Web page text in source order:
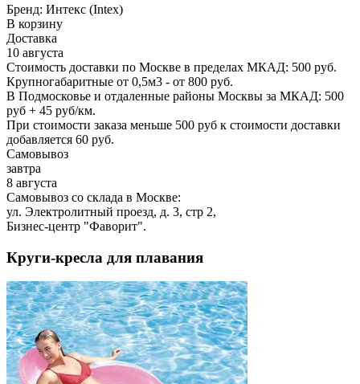
Бренд: Интекс (Intex)
В корзину
Доставка
10 августа
Стоимость доставки по Москве в пределах МКАД: 500 руб.
Крупногабаритные от 0,5м3 - от 800 руб.
В Подмосковье и отдаленные районы Москвы за МКАД: 500
руб + 45 руб/км.
При стоимости заказа меньше 500 руб к стоимости доставки
добавляется 60 руб.
Самовывоз
завтра
8 августа
Самовывоз со склада в Москве:
ул. Электролитный проезд, д. 3, стр 2,
Бизнес-центр "Фаворит".
Круги-кресла для плавания